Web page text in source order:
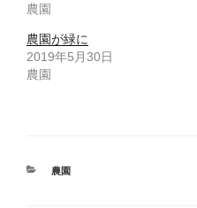
農園
農園が緑に
2019年5月30日
農園
カ
農園